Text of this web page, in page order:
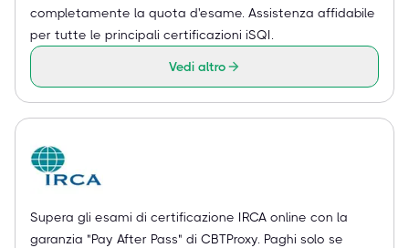
completamente la quota d'esame. Assistenza affidabile
per tutte le principali certificazioni iSQI.
Vedi altro
Supera gli esami di certificazione IRCA online con la
garanzia "Pay After Pass" di CBTProxy. Paghi solo se